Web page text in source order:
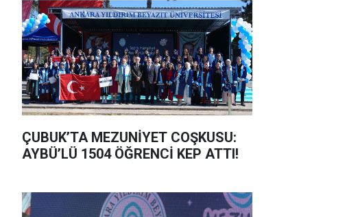
ÇUBUK’TA MEZUNİYET COŞKUSU:
AYBÜ’LÜ 1504 ÖĞRENCİ KEP ATTI!